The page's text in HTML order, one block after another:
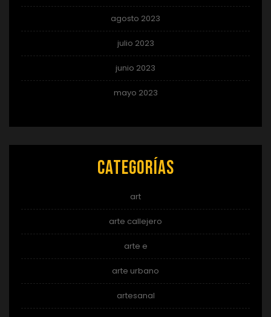
agosto 2023
julio 2023
junio 2023
mayo 2023
Categorías
art
arte callejero
arte e
arte urbano
artesanal